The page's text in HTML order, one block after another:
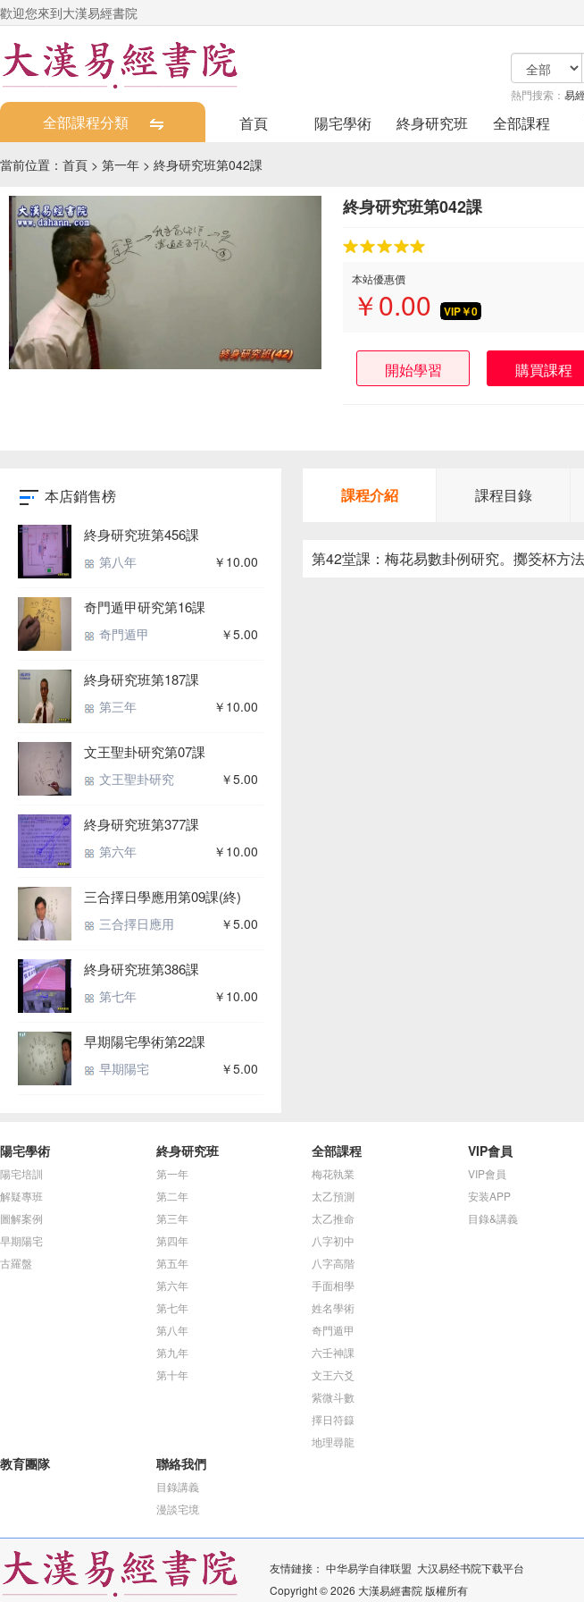
歡迎您來到大漢易經書院
熱門搜索： 易經
全部課程分類 首頁 陽宅學術 終身研究班 全部課程
當前位置： 首頁 > 第一年 > 終身研究班第042課
終身研究班第042課
本站優惠價
￥0.00 VIP￥0
開始學習 購買課程
本店銷售榜
終身研究班第456課
第八年 ￥10.00
奇門遁甲研究第16課
奇門遁甲 ￥5.00
終身研究班第187課
第三年 ￥10.00
文王聖卦研究第07課
文王聖卦研究 ￥5.00
終身研究班第377課
第六年 ￥10.00
三合擇日學應用第09課(終)
三合擇日應用 ￥5.00
終身研究班第386課
第七年 ￥10.00
早期陽宅學術第22課
早期陽宅 ￥5.00
課程介紹 課程目錄
第42堂課：梅花易數卦例研究。擲筊杯方法
陽宅學術
陽宅培訓
解疑專班
圖解案例
早期陽宅
古羅盤
終身研究班
第一年
第二年
第三年
第四年
第五年
第六年
第七年
第八年
第九年
第十年
全部課程
梅花執業
太乙預測
太乙推命
八字初中
八字高階
手面相學
姓名學術
奇門遁甲
六壬神課
文王六爻
紫微斗數
擇日符籙
地理尋龍
VIP會員
VIP會員
安装APP
目錄&講義
教育團隊 聯絡我們
目錄講義
漫談宅境
友情鏈接： 中华易学自律联盟 大汉易经书院下载平台
Copyright © 2026 大漢易經書院 版權所有